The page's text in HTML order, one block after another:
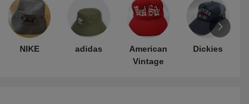
NIKE adidas
American
Vintage
Dickies